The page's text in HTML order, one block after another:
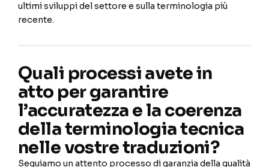
ultimi sviluppi del settore e sulla terminologia più
recente.
Quali processi avete in
atto per garantire
l’accuratezza e la coerenza
della terminologia tecnica
nelle vostre traduzioni?
Seguiamo un attento processo di garanzia della qualità